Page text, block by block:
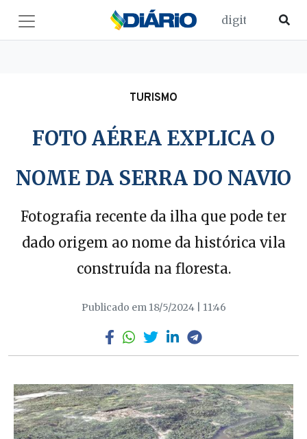
TURISMO
FOTO AÉREA EXPLICA O
NOME DA SERRA DO NAVIO
Fotografia recente da ilha que pode ter
dado origem ao nome da histórica vila
construída na floresta.
Publicado em 18/5/2024 | 11:46